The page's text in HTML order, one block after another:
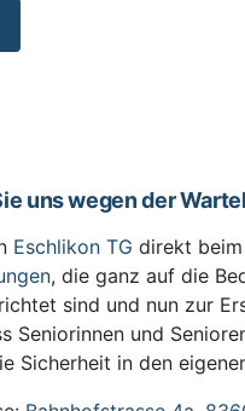
uns wegen der
Eschlikon TG direkt
, die ganz auf die
sind und nun zur
Seniorinnen und
Sicherheit in den